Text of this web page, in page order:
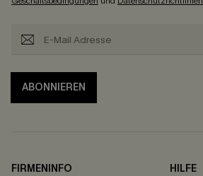
ABONNIEREN
FIRMENINFO
HILFE